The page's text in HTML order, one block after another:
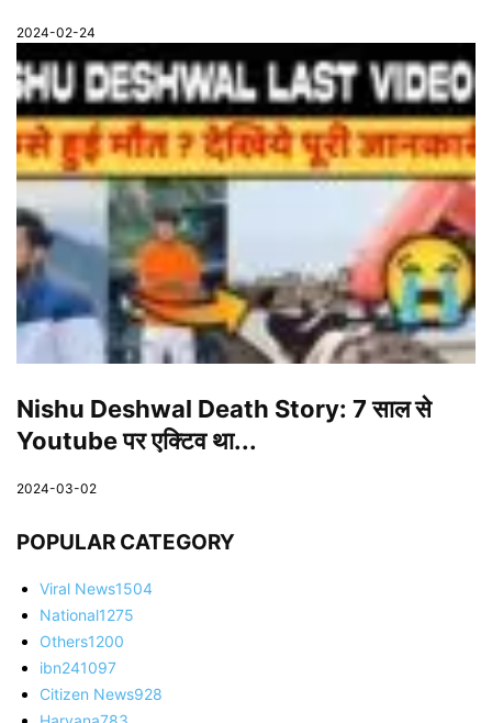
2024-02-24
Nishu Deshwal Death Story: 7 साल से
Youtube पर एक्टिव था...
2024-03-02
POPULAR CATEGORY
Viral News1504
National1275
Others1200
ibn241097
Citizen News928